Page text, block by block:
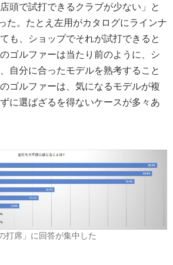
頭で試打できるクラブが少ない」と
た。たとえ左用がカタログにラインナ
も、ショップでそれが試打できると
ゴルファーは当たり前のように、シ
自分に合ったモデルを熟考すること
ゴルファーは、気になるモデルが複
に選ばざるを得ないケースが多々あ
打席」に回答が集中した